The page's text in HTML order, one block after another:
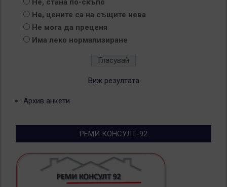
Не, стана по-скъпо
Не, цените са на същите нева
Не мога да преценя
Има леко нормализиране
Виж резултата
Архив анкети
РЕМИ КОНСУЛТ-92